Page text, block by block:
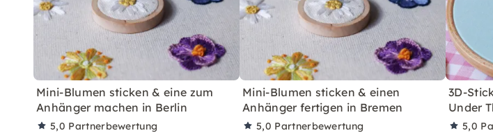
Mini-Blumen sticken & eine zum
Anhänger machen in Berlin
5,0 Partnerbewertung
Mini-Blumen sticken & einen
Anhänger fertigen in Bremen
5,0 Partnerbewertung
3D-
Under
5,0